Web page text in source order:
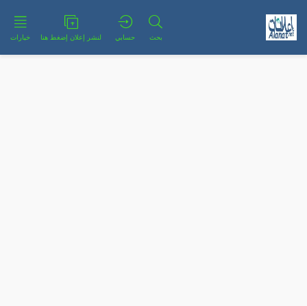
بحث حسابي لنشر إعلان إضغط هنا خيارات